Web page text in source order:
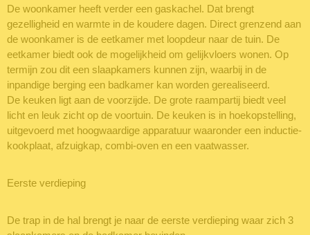
De woonkamer heeft verder een gaskachel. Dat brengt
gezelligheid en warmte in de koudere dagen. Direct grenzend aan
de woonkamer is de eetkamer met loopdeur naar de tuin. De
eetkamer biedt ook de mogelijkheid om gelijkvloers wonen. Op
termijn zou dit een slaapkamers kunnen zijn, waarbij in de
inpandige berging een badkamer kan worden gerealiseerd.
De keuken ligt aan de voorzijde. De grote raampartij biedt veel
licht en leuk zicht op de voortuin. De keuken is in hoekopstelling,
uitgevoerd met hoogwaardige apparatuur waaronder een inductie-
kookplaat, afzuigkap, combi-oven en een vaatwasser.
Eerste verdieping
De trap in de hal brengt je naar de eerste verdieping waar zich 3